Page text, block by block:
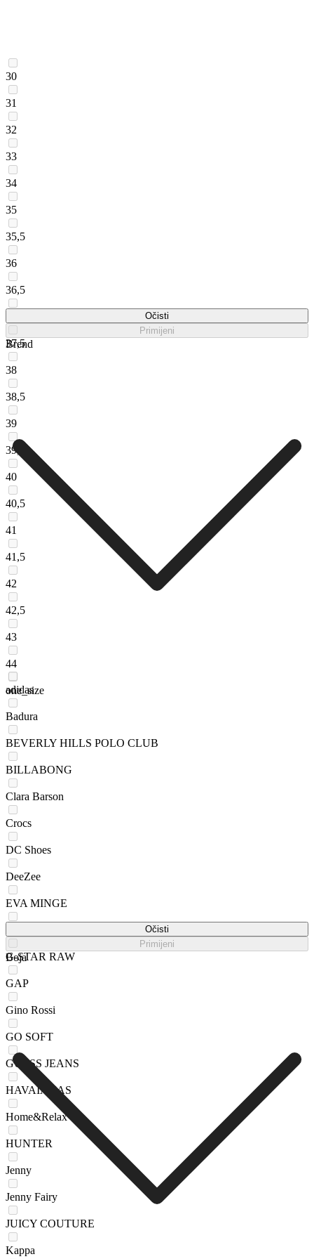
30
31
32
33
34
35
35,5
36
36,5
37,5
38
38,5
39
39,5
40
40,5
41
41,5
42
42,5
43
44
one_size
Očisti
Primijeni
Brend
adidas
Badura
BEVERLY HILLS POLO CLUB
BILLABONG
Clara Barson
Crocs
DC Shoes
DeeZee
EVA MINGE
G-STAR RAW
GAP
Gino Rossi
GO SOFT
GUESS JEANS
HAVAIANAS
Home&Relax
HUNTER
Jenny
Jenny Fairy
JUICY COUTURE
Kappa
Očisti
Primijeni
Boja